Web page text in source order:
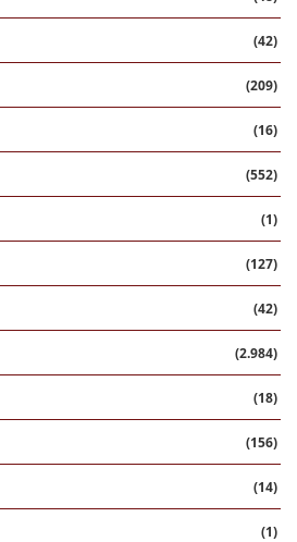
(42)
(209)
(16)
(552)
(1)
(127)
(42)
(2.984)
(18)
(156)
(14)
(1)